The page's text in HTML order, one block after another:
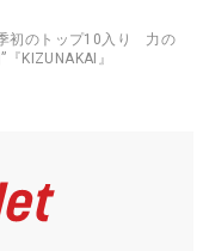
初のトップ10入り 力の
KIZUNAKAI』